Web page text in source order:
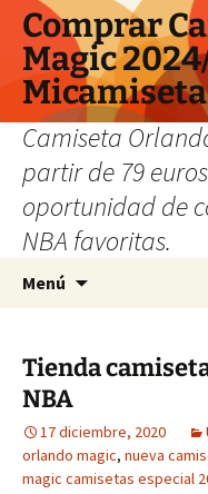
Comprar
Magic
Camiseta
partir de 79
oportunidad de
NBA favoritas.
Menú
Tienda
NBA
17 diciembre, 2020
orlando magic, nueva
magic camisetas especial